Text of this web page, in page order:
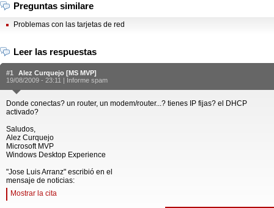
Preguntas similare
Problemas con las tarjetas de red
Leer las respuestas
#1
Alez Curquejo [MS MVP]
19/08/2009 - 23:11 | Informe spam
Donde conectas? un router, un modem/router...? tienes IP fijas? el DHCP
activado?
Saludos,
Alez Curquejo
Microsoft MVP
Windows Desktop Experience
"Jose Luis Arranz" escribió en el
mensaje de noticias:
Mostrar la cita